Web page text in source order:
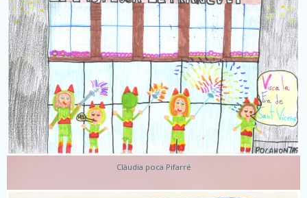
Clàudia poca Pifarré